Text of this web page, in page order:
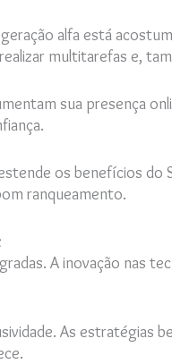
alfa está
multitarefas e,
sua presença
os benefícios do
ranqueamento.
A inovação nas
As estratégias